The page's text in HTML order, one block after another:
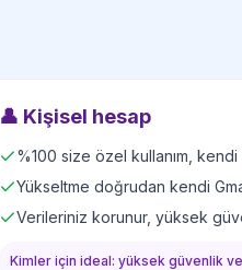
👤 Kişisel hesap
%100 size özel kullanım, kendi
Yükseltme doğrudan kendi
Verileriniz korunur, yüksek
Kimler için ideal: yüksek güvenlik